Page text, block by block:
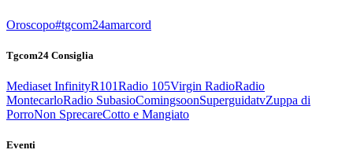
Oroscopo#tgcom24amarcord
Tgcom24 Consiglia
Mediaset InfinityR101Radio 105Virgin RadioRadio
MontecarloRadio SubasioComingsoonSuperguidatvZuppa di
PorroNon SprecareCotto e Mangiato
Eventi